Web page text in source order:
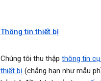
Thông tin thiết bị
Chúng tôi thu thập thông tin
thiết bị (chẳng hạn như mẫu